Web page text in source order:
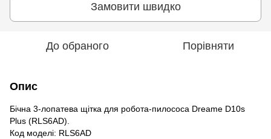
Замовити швидко
До обраного Порівняти
Опис
Бічна 3-лопатева щітка для робота-пилососа Dreame D10s
Plus (RLS6AD).
Код моделі: RLS6AD